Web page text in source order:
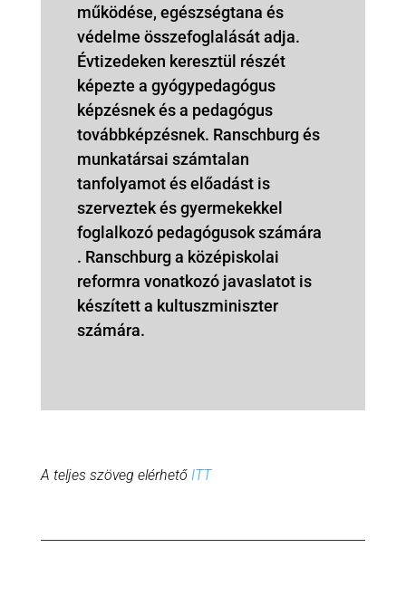
működése, egészségtana és
védelme összefoglalását adja.
Évtizedeken keresztül részét
képezte a gyógypedagógus
képzésnek és a pedagógus
továbbképzésnek. Ranschburg és
munkatársai számtalan
tanfolyamot és előadást is
szerveztek és gyermekekkel
foglalkozó pedagógusok számára
. Ranschburg a középiskolai
reformra vonatkozó javaslatot is
készített a kultuszminiszter
számára.
A teljes szöveg elérhető ITT